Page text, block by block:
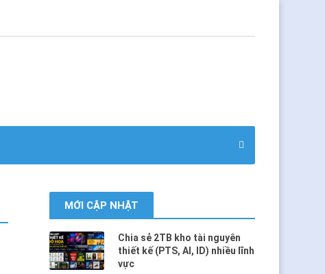
MỚI CẬP NHẬT
Chia sẻ 2TB kho tài nguyên
thiết kế (PTS, AI, ID) nhiều lĩnh
vực